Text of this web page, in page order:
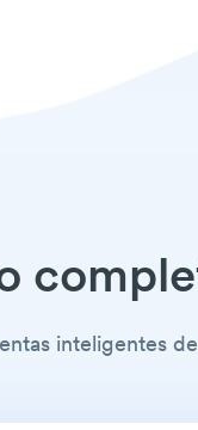
inteligentes